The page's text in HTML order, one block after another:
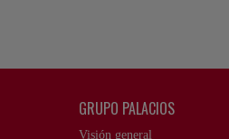
GRUPO PALACIOS
Visión general